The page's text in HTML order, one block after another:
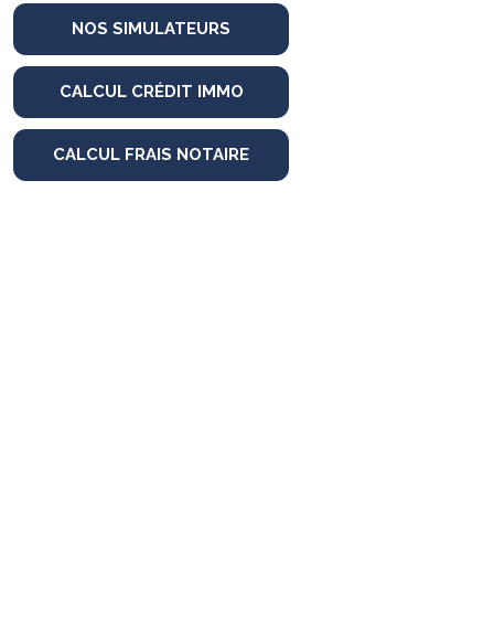
NOS SIMULATEURS
CALCUL CRÉDIT IMMO
CALCUL FRAIS NOTAIRE